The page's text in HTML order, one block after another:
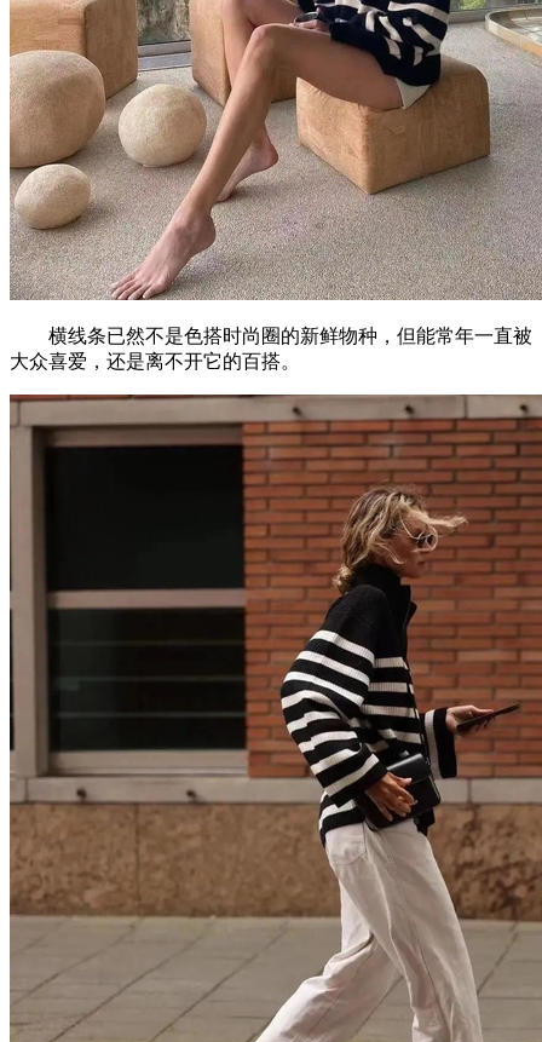
横线条已然不是色搭时尚圈的新鲜物种，但能常年一直被
大众喜爱，还是离不开它的百搭。